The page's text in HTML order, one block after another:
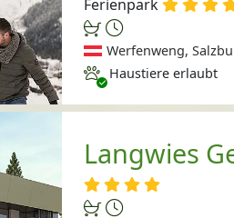
Ferienpark
Werfenweng,
Haustiere erlaubt
Haustiere erlaubt
Langwies